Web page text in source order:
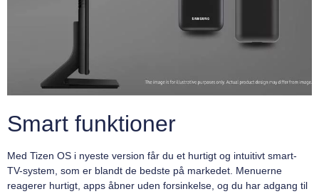
Smart funktioner
Med Tizen OS i nyeste version får du et hurtigt og intuitivt smart-
TV-system, som er blandt de bedste på markedet. Menuerne
reagerer hurtigt, apps åbner uden forsinkelse, og du har adgang til